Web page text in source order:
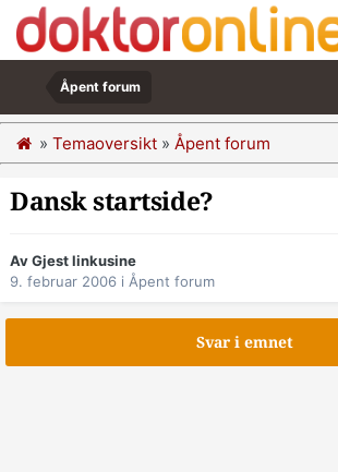
Åpent forum
» Temaoversikt » Åpent forum
Dansk startside?
Av Gjest linkusine
9. februar 2006 i Åpent forum
Svar i emnet